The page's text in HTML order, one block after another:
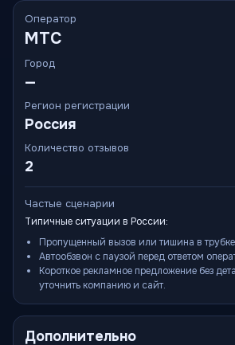
Оператор
МТС
Город
—
Регион регистрации
Россия
Количество отзывов
2
Частые сценарии
Типичные ситуации в России:
Пропущенный вызов или тишина в
Автообзвон с паузой перед ответом
Короткое рекламное предложение без
уточнить компанию и сайт.
Дополнительно